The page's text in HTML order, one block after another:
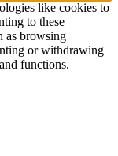
like cookies to
to these
as browsing
or withdrawing
functions.